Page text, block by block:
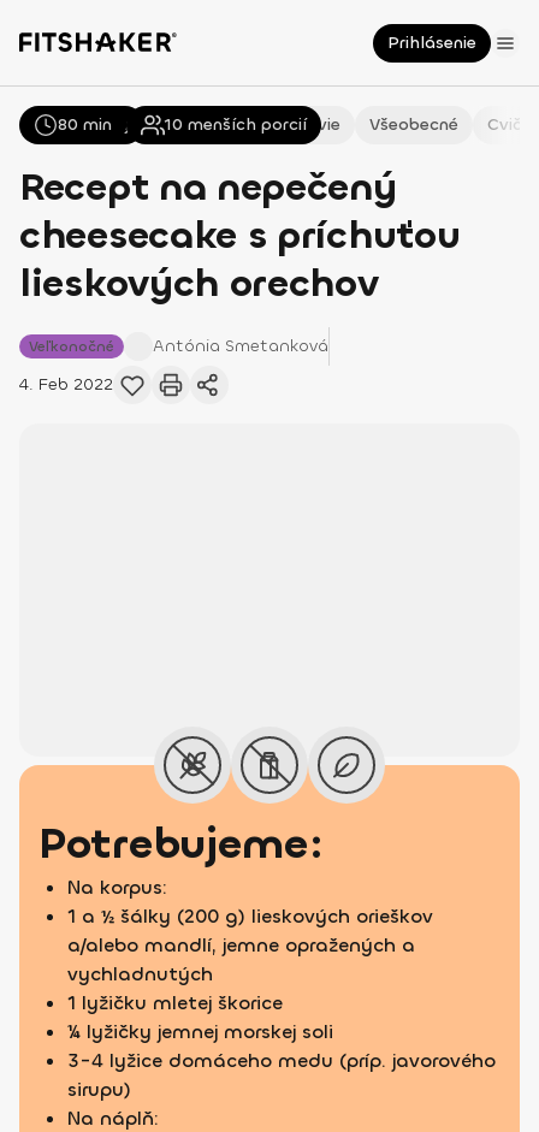
Prihlásenie
Všetky Recepty Zdravie Všeobecné
Recept na nepečený
cheesecake s príchuťou
lieskových orechov
Veľkonočné Antónia Smetanková
4. Feb 2022
80 min 10 menších porcií
Potrebujeme:
Na korpus:
1 a ½ šálky (200 g) lieskových orieškov
a/alebo mandlí, jemne opražených a
vychladnutých
1 lyžičku mletej škorice
¼ lyžičky jemnej morskej soli
3-4 lyžice domáceho medu (príp. javorového
sirupu)
Na náplň: